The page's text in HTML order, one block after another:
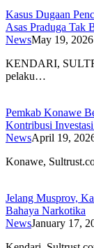
Kasus Dugaan
Asas Praduga Tak
NewsMay 19, 2026
KENDARI,
pelaku…
Pemkab Konawe
Kontribusi
NewsApril 19,
Konawe,
Jelang Musprov,
Bahaya Narkotika
NewsJanuary 17,